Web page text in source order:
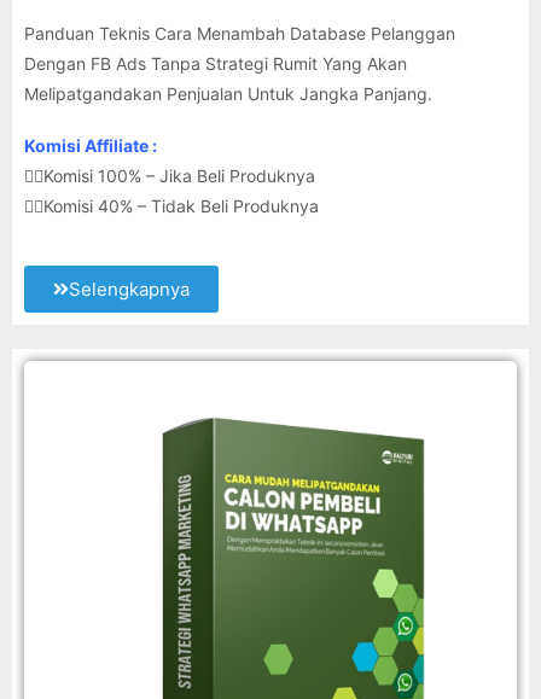
Panduan Teknis Cara Menambah Database Pelanggan
Dengan FB Ads Tanpa Strategi Rumit Yang Akan
Melipatgandakan Penjualan Untuk Jangka Panjang.
Komisi Affiliate :
👉🏽Komisi 100% – Jika Beli Produknya
👉🏽Komisi 40% – Tidak Beli Produknya
Selengkapnya